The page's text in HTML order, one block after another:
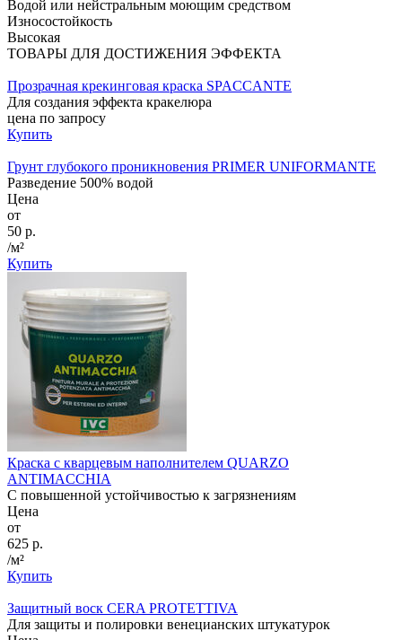
Водой или нейстральным моющим средством
Износостойкость
Высокая
ТОВАРЫ ДЛЯ ДОСТИЖЕНИЯ ЭФФЕКТА
Прозрачная крекинговая краска SPACCANTE
Для создания эффекта кракелюра
цена по запросу
Купить
Грунт глубокого проникновения PRIMER UNIFORMANTE
Разведение 500% водой
Цена
от
50 р.
/м²
Купить
Краска с кварцевым наполнителем QUARZO
ANTIMACCHIA
С повышенной устойчивостью к загрязнениям
Цена
от
625 р.
/м²
Купить
Защитный воск CERA PROTETTIVA
Для защиты и полировки венецианских штукатурок